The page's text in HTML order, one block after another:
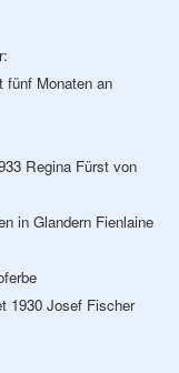
fünf Monaten an
Regina Fürst von
in Glandern Fienlaine
1930 Josef Fischer